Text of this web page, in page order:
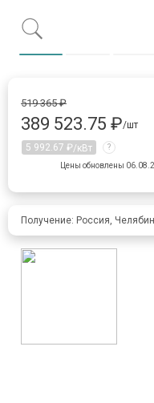
519 365 ₽
389 523.75 ₽/шт
5 992.67 ₽/кВт ?
Цены обновлены
Получение: Россия,